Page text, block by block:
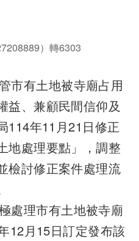
）轉6303
有土地被寺廟占用
益、兼顧民間信仰及
114年11月21日修正
地處理要點」，調整
檢討修正案件處理流
理市有土地被寺廟
12月15日訂定發布該